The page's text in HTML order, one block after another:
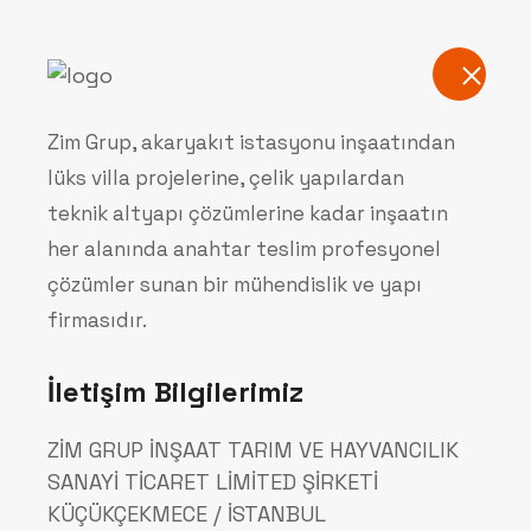
Kurumsal
Zim Grup, akaryakıt istasyonu inşaatından
lüks villa projelerine, çelik yapılardan
teknik altyapı çözümlerine kadar inşaatın
her alanında anahtar teslim profesyonel
çözümler sunan bir mühendislik ve yapı
firmasıdır.
İletişim Bilgilerimiz
ZİM GRUP İNŞAAT TARIM VE HAYVANCILIK
SANAYİ TİCARET LİMİTED ŞİRKETİ
KÜÇÜKÇEKMECE / İSTANBUL
Hakkımızda
AnasayfaHakkımızda
Yapının Her